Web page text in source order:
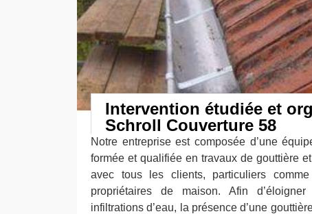
Intervention étudiée et
Schroll Couverture 58
Notre entreprise est composée d’une
formée et qualifiée en travaux de gouttière
avec tous les clients, particuliers
propriétaires de maison. Afin
infiltrations d’eau, la présence d’une